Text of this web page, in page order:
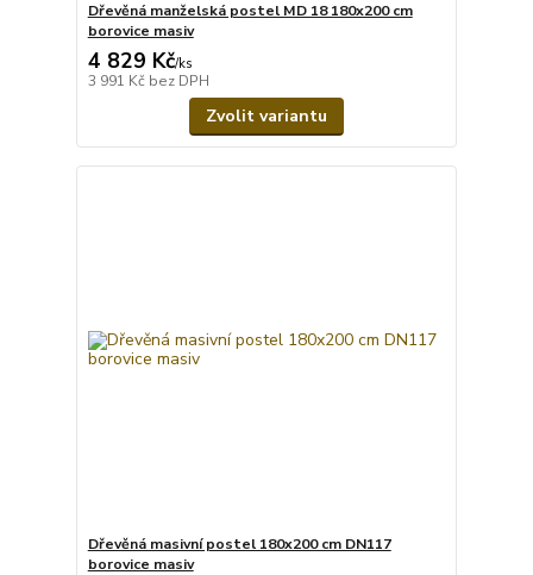
Dřevěná manželská postel MD 18 180x200 cm
borovice masiv
4 829 Kč/ks
3 991 Kč bez DPH
Zvolit variantu
Dřevěná masivní postel 180x200 cm DN117
borovice masiv